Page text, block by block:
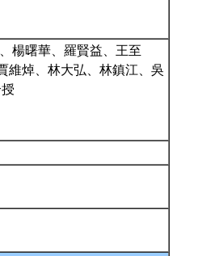
楊曙華、羅賢益、王至
維焯、林大弘、林鎮江、吳